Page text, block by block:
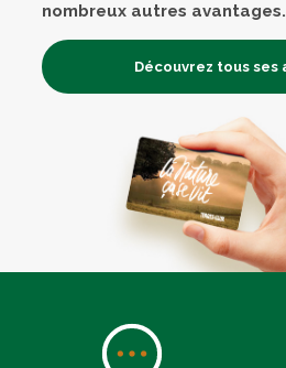
nombreux autres avantages.
Découvrez tous ses